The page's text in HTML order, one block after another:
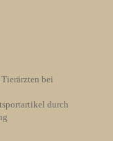
bei
durch